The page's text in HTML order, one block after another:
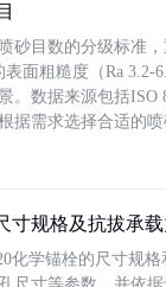
砂目数的分级标准
表面粗糙度（Ra 3.2-
。数据来源包括ISO
据需求选择合适的喷
寸规格及抗拔承
化学锚栓的尺寸规